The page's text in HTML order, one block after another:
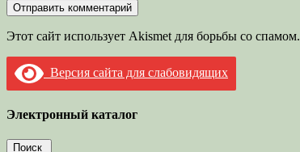
Этот сайт использует Akismet для борьбы со спамом.
Версия сайта для слабовидящих
Электронный каталог